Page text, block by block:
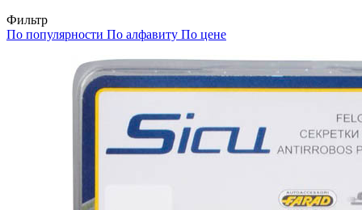
Фильтр
По популярности По алфавиту По цене